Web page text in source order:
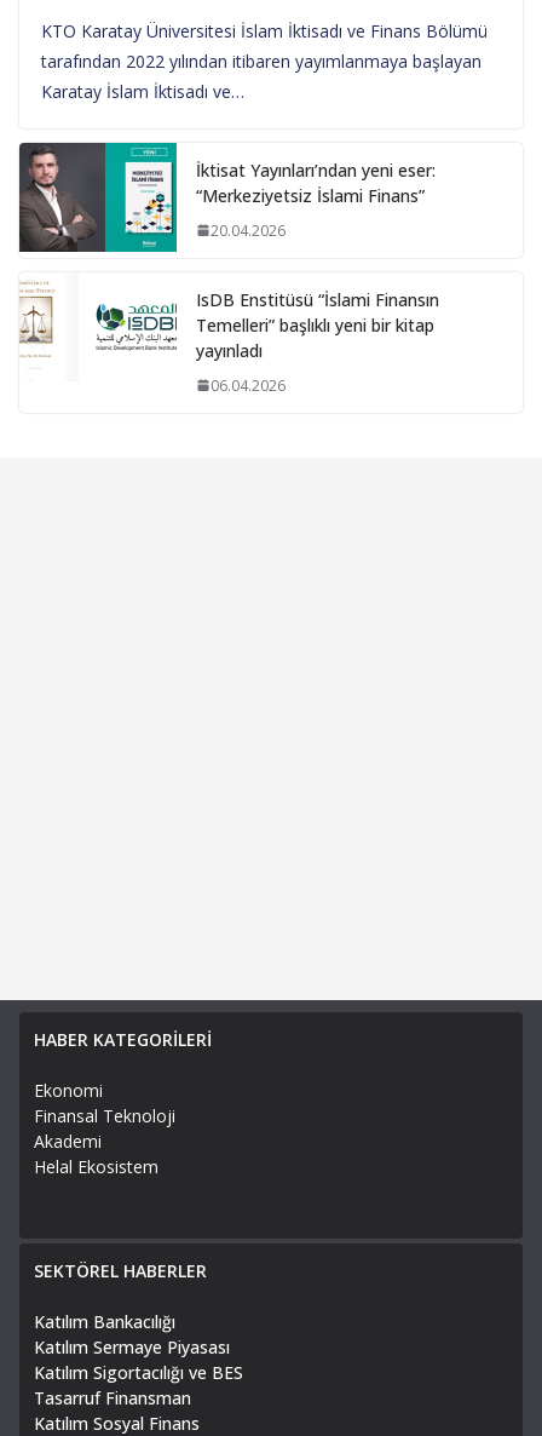
KTO Karatay Üniversitesi İslam İktisadı ve Finans Bölümü
tarafından 2022 yılından itibaren yayımlanmaya başlayan
Karatay İslam İktisadı ve…
İktisat Yayınları’ndan yeni eser:
“Merkeziyetsiz İslami Finans”
20.04.2026
IsDB Enstitüsü “İslami Finansın
Temelleri” başlıklı yeni bir kitap
yayınladı
06.04.2026
HABER KATEGORİLERİ
Ekonomi
Finansal Teknoloji
Akademi
Helal Ekosistem
SEKTÖREL HABERLER
Katılım Bankacılığı
Katılım Sermaye Piyasası
Katılım Sigortacılığı ve BES
Tasarruf Finansman
Katılım Sosyal Finans